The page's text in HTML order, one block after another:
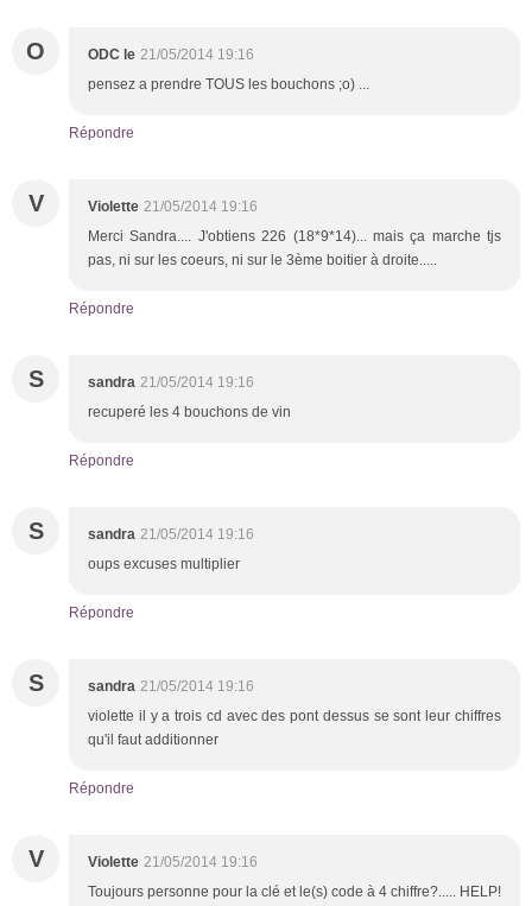
O ODC le 21/05/2014 19:16
pensez a prendre TOUS les bouchons ;o) ...
Répondre
V Violette 21/05/2014 19:16
Merci Sandra.... J'obtiens 226 (18*9*14)... mais ça marche tjs
pas, ni sur les coeurs, ni sur le 3ème boitier à droite.....
Répondre
S sandra 21/05/2014 19:16
recuperé les 4 bouchons de vin
Répondre
S sandra 21/05/2014 19:16
oups excuses multiplier
Répondre
S sandra 21/05/2014 19:16
violette il y a trois cd avec des pont dessus se sont leur chiffres
qu'il faut additionner
Répondre
V Violette 21/05/2014 19:16
Toujours personne pour la clé et le(s) code à 4 chiffre?..... HELP!